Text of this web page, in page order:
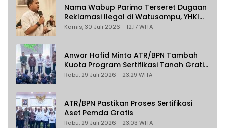
Nama Wabup Parimo Terseret Dugaan
Reklamasi Ilegal di Watusampu, YHKI
Desak Polda Sulteng Tingkatkan
Kamis, 30 Juli 2026 - 12:17 WITA
Anwar Hafid Minta ATR/BPN Tambah
Kuota Program Sertifikasi Tanah Gratis
untuk Masyarakat Berpenghasilan
Rabu, 29 Juli 2026 - 23:29 WITA
ATR/BPN Pastikan Proses Sertifikasi
Aset Pemda Gratis
Rabu, 29 Juli 2026 - 23:03 WITA